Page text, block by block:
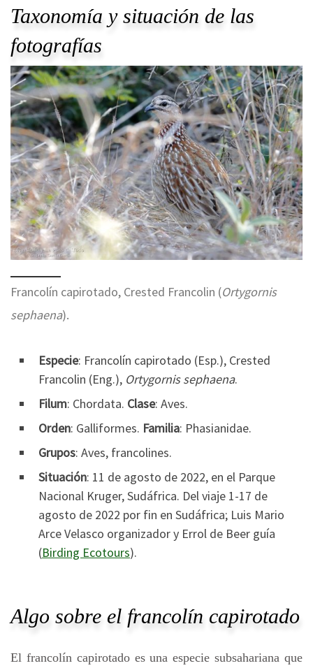
Taxonomía y situación de las
fotografías
Francolín capirotado, Crested Francolin (Ortygornis
sephaena).
Especie: Francolín capirotado (Esp.), Crested
Francolin (Eng.), Ortygornis sephaena.
Filum: Chordata. Clase: Aves.
Orden: Galliformes. Familia: Phasianidae.
Grupos: Aves, francolines.
Situación: 11 de agosto de 2022, en el Parque
Nacional Kruger, Sudáfrica. Del viaje 1-17 de
agosto de 2022 por fin en Sudáfrica; Luis Mario
Arce Velasco organizador y Errol de Beer guía
(Birding Ecotours).
Algo sobre el francolín capirotado
El francolín capirotado es una especie subsahariana que